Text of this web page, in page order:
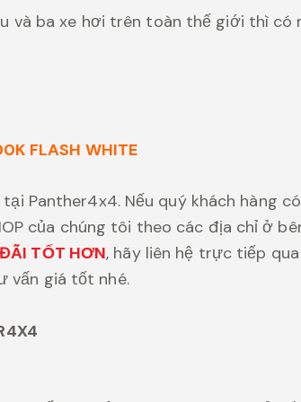
và ba xe hơi trên toàn thế giới thì
FLASH WHITE
Panther4x4. Nếu quý khách hàng
của chúng tôi theo các địa chỉ ở
TỐT HƠN, hãy liên hệ trực tiếp
giá tốt nhé.